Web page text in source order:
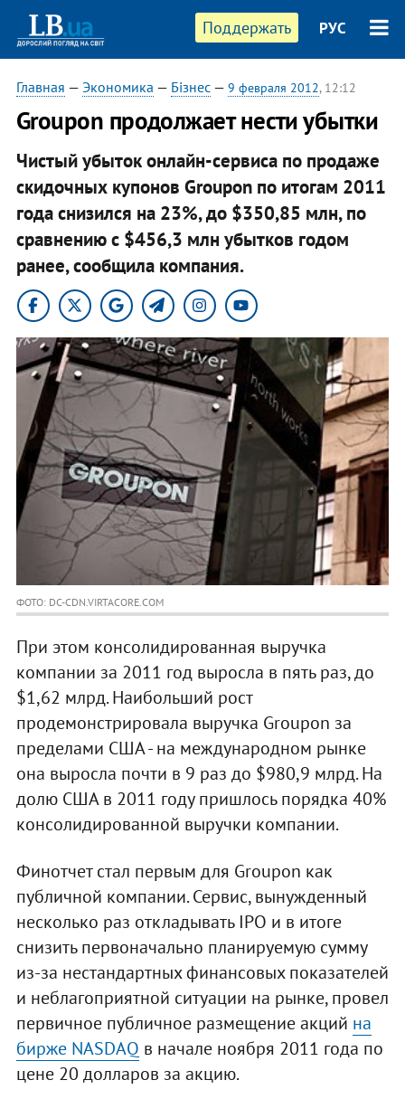
Поддержать РУС
Главная — Экономика — Бізнес— 9 февраля 2012, 12:12
Groupon продолжает нести убытки
Чистый убыток онлайн-сервиса по продаже
скидочных купонов Groupon по итогам 2011
года снизился на 23%, до $350,85 млн, по
сравнению с $456,3 млн убытков годом
ранее, сообщила компания.
ФОТО: DC-CDN.VIRTACORE.COM
При этом консолидированная выручка
компании за 2011 год выросла в пять раз, до
$1,62 млрд. Наибольший рост
продемонстрировала выручка Groupon за
пределами США - на международном рынке
она выросла почти в 9 раз до $980,9 млрд. На
долю США в 2011 году пришлось порядка 40%
консолидированной выручки компании.
Финотчет стал первым для Groupon как
публичной компании. Сервис, вынужденный
несколько раз откладывать IPO и в итоге
снизить первоначально планируемую сумму
из-за нестандартных финансовых показателей
и неблагоприятной ситуации на рынке, провел
первичное публичное размещение акций на
бирже NASDAQ в начале ноября 2011 года по
цене 20 долларов за акцию.